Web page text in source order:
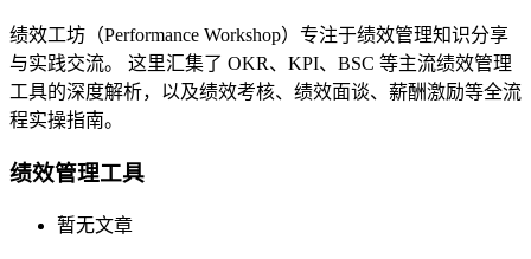
绩效工坊（Performance Workshop）专注于绩效管理知识分享
与实践交流。 这里汇集了 OKR、KPI、BSC 等主流绩效管理
工具的深度解析，以及绩效考核、绩效面谈、薪酬激励等全流
程实操指南。
绩效管理工具
暂无文章